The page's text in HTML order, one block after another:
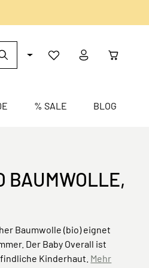
% SALE BLOG
BAUMWOLLE,
Baumwolle (bio) eignet
Der Baby Overall ist
Kinderhaut. Mehr